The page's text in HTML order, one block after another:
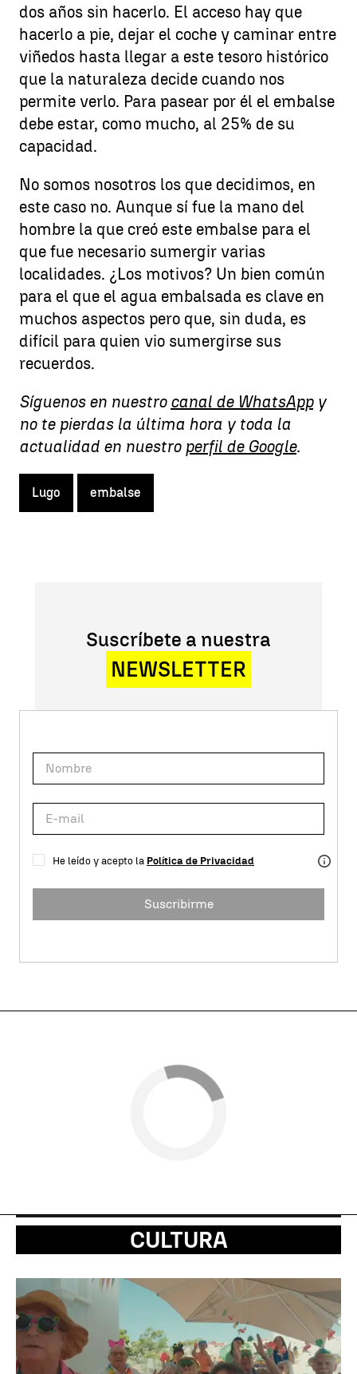
dos años sin hacerlo. El acceso hay que
hacerlo a pie, dejar el coche y caminar entre
viñedos hasta llegar a este tesoro histórico
que la naturaleza decide cuando nos
permite verlo. Para pasear por él el embalse
debe estar, como mucho, al 25% de su
capacidad.
No somos nosotros los que decidimos, en
este caso no. Aunque sí fue la mano del
hombre la que creó este embalse para el
que fue necesario sumergir varias
localidades. ¿Los motivos? Un bien común
para el que el agua embalsada es clave en
muchos aspectos pero que, sin duda, es
difícil para quien vio sumergirse sus
recuerdos.
Síguenos en nuestro canal de WhatsAppy
no te pierdas la última hora y toda la
actualidad en nuestro perfil de Google.
Lugo embalse
Suscríbete a nuestra
NEWSLETTER
He leído y acepto la Política de Privacidad
Suscribirme
CULTURA